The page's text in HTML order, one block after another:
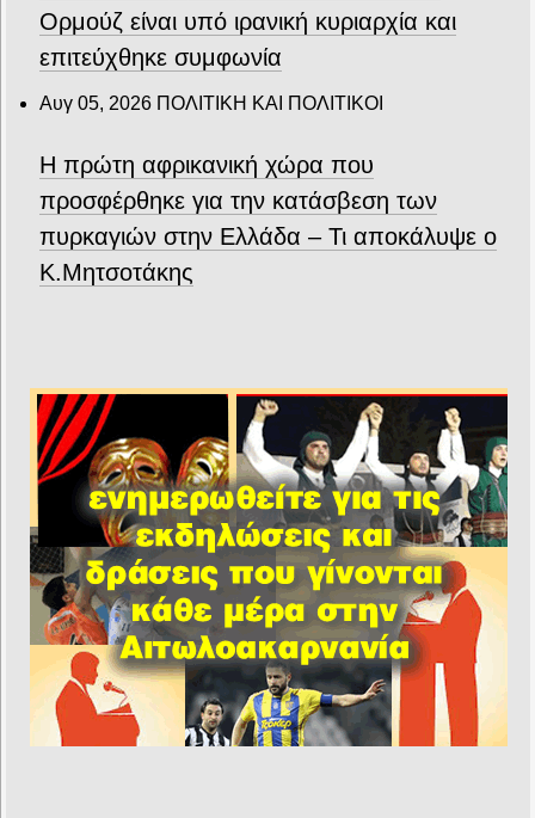
Ορμούζ είναι υπό ιρανική κυριαρχία και
επιτεύχθηκε συμφωνία
Αυγ 05, 2026 ΠΟΛΙΤΙΚΗ ΚΑΙ ΠΟΛΙΤΙΚΟΙ
Η πρώτη αφρικανική χώρα που
προσφέρθηκε για την κατάσβεση των
πυρκαγιών στην Ελλάδα – Τι αποκάλυψε ο
Κ.Μητσοτάκης